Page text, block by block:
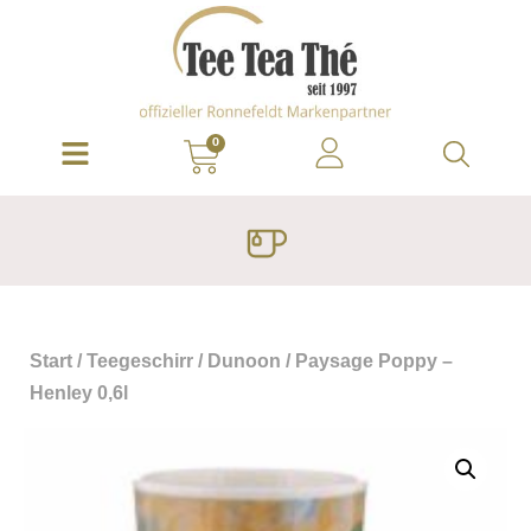
0
Start / Teegeschirr / Dunoon / Paysage Poppy –
Henley 0,6l